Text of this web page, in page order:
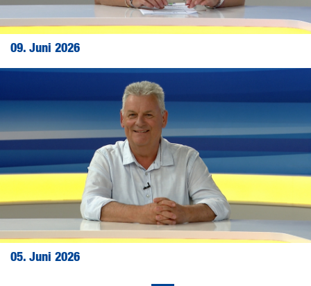
09. Juni 2026
05. Juni 2026